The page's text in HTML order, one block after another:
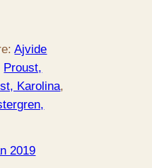
Ajvide
Proust,
Karolina
2019